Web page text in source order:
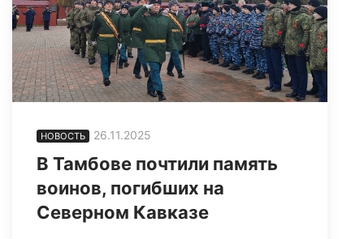
НОВОСТЬ 26.11.2025
В Тамбове почтили память
воинов, погибших на
Северном Кавказе